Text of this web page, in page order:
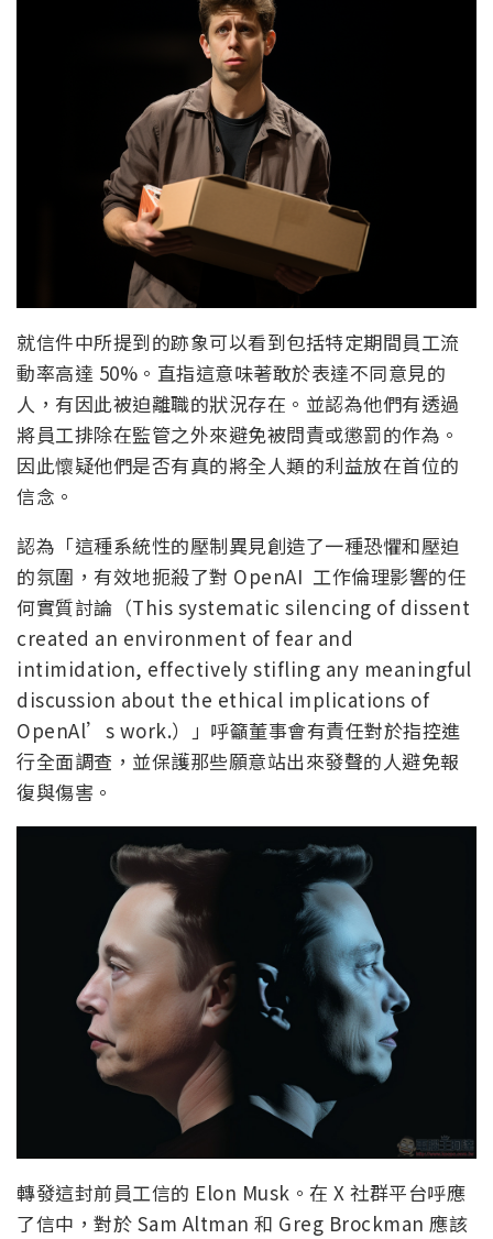
就信件中所提到的跡象可以看到包括特定期間員工流
動率高達 50%。直指這意味著敢於表達不同意見的
人，有因此被迫離職的狀況存在。並認為他們有透過
將員工排除在監管之外來避免被問責或懲罰的作為。
因此懷疑他們是否有真的將全人類的利益放在首位的
信念。
認為「這種系統性的壓制異見創造了一種恐懼和壓迫
的氛圍，有效地扼殺了對 OpenAI 工作倫理影響的任
何實質討論（This systematic silencing of dissent
created an environment of fear and
intimidation, effectively stifling any meaningful
discussion about the ethical implications of
OpenAl’s work.）」呼籲董事會有責任對於指控進
行全面調查，並保護那些願意站出來發聲的人避免報
復與傷害。
轉發這封前員工信的 Elon Musk。在 X 社群平台呼應
了信中，對於 Sam Altman 和 Greg Brockman 應該